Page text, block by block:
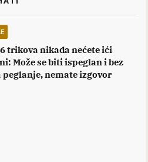
trikova nikada nećete ići
Može se biti ispeglan i bez
peglanje, nemate izgovor